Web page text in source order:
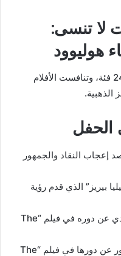
لا تنسى:
هوليوود
شهد الحفل توزيع جوائز الأوسكار في 24 فئة، وتنافست الأفلام
الذهبية.
الحفل
إعجاب النقاد والجمهور
بيريز” الذي قدم رؤية
أفضل ممثل: الممثل القدير أدريان برودي عن دوره في فيلم “The
أفضل ممثلة: الممثلة المتألقة ديمي مور عن دورها في فيلم “The